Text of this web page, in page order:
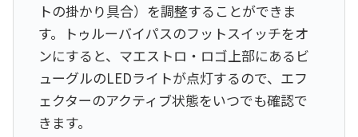
トの掛かり具合）を調整することができま
す。トゥルーバイパスのフットスイッチをオ
ンにすると、マエストロ・ロゴ上部にあるビ
ューグルのLEDライトが点灯するので、エフ
ェクターのアクティブ状態をいつでも確認で
きます。